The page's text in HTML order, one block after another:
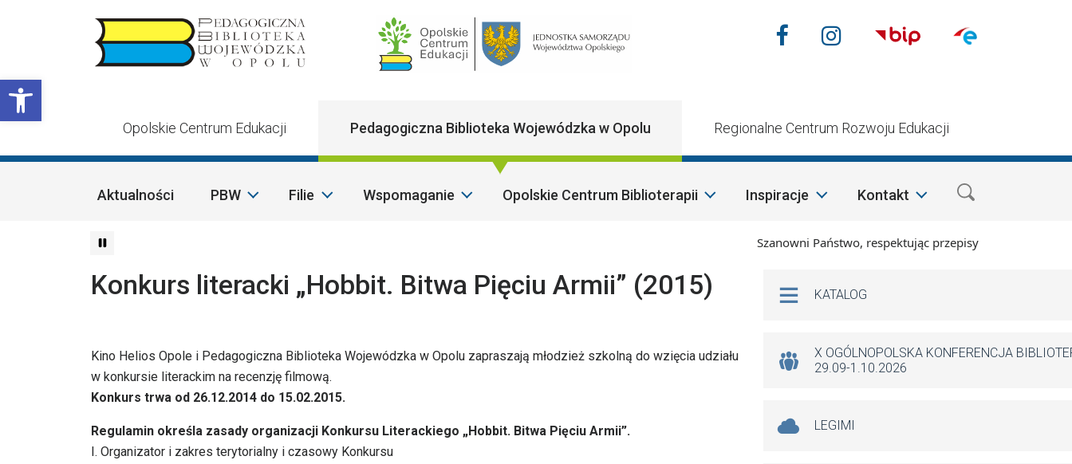
Otwórz pasek narzędzi
Main Navigation
Nasze media
FacebookInstagram
Opolskie Centrum Edukacji Pedagogiczna Biblioteka Wojewódzka w Opolu Regionalne Centrum Rozwoju Edukacji
Aktualności PBW Filie Wspomaganie Opolskie Centrum Biblioterapii Inspiracje Kontakt
Szanowni Państwo, respektując przepisy prawa i mając na
Konkurs literacki „Hobbit. Bitwa Pięciu Armii” (2015)
Kino Helios Opole i Pedagogiczna Biblioteka Wojewódzka w Opolu zapraszają młodzież szkolną do wzięcia udziału
w konkursie literackim na recenzję filmową.
Konkurs trwa od 26.12.2014 do 15.02.2015.
Regulamin określa zasady organizacji Konkursu Literackiego „Hobbit. Bitwa Pięciu Armii”.
I. Organizator i zakres terytorialny i czasowy Konkursu
Na skróty
KATALOG
X OGÓLNOPOLSKA KONFERENCJA
29.09-1.10.2026
LEGIMI